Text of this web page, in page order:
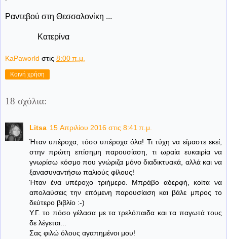
Ραντεβού στη Θεσσαλονίκη ...
Κατερίνα
KaPaworld στις 8:00 π.μ.
Κοινή χρήση
18 σχόλια:
Litsa 15 Απριλίου 2016 στις 8:41 π.μ.
Ήταν υπέροχα, τόσο υπέροχα όλα! Τι τύχη να είμαστε εκεί,
στην πρώτη επίσημη παρουσίαση, τι ωραία ευκαιρία να
γνωρίσω κόσμο που γνώριζα μόνο διαδικτυακά, αλλά και να
ξανασυναντήσω παλιούς φίλους!
Ήταν ένα υπέροχο τριήμερο. Μπράβο αδερφή, κοίτα να
απολαύσεις την επόμενη παρουσίαση και βάλε μπρος το
δεύτερο βιβλίο :-)
Υ.Γ. το πόσο γέλασα με τα τρελόπαιδα και τα παγωτά τους
δε λέγεται...
Σας φιλώ όλους αγαπημένοι μου!